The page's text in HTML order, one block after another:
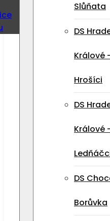
Slůňata
DS
Králové
Hrošíci
DS
Králové
DS
Borůvka